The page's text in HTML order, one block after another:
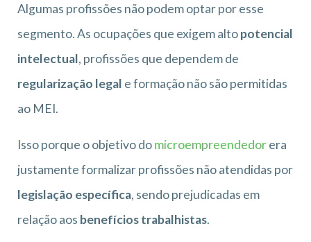
Algumas profissões não podem optar por esse
segmento. As ocupações que exigem altopotencial
intelectual, profissões que dependem de
regularização legal e formação não são permitidas
ao MEI.
Isso porque o objetivo domicroempreendedorera
justamente formalizar profissões não atendidas por
legislação específica, sendo prejudicadas em
relação aos benefícios trabalhistas.